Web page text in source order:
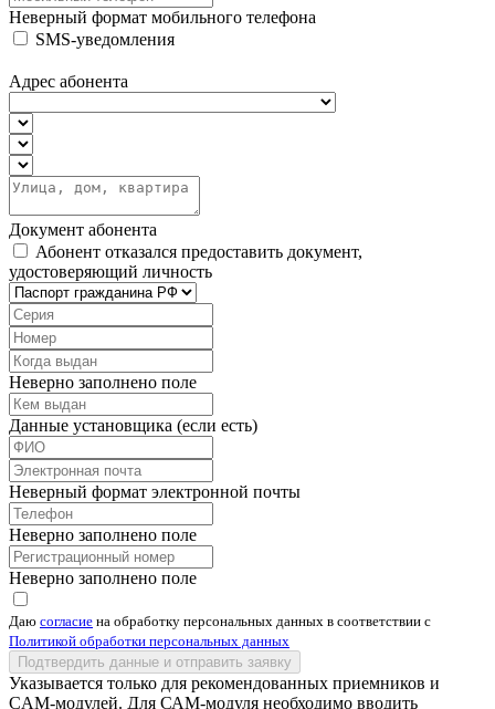
Неверный формат мобильного телефона
SMS-уведомления
Адрес абонента
Документ абонента
Абонент отказался предоставить документ,
удостоверяющий личность
Неверно заполнено поле
Данные установщика (если есть)
Неверный формат электронной почты
Неверно заполнено поле
Неверно заполнено поле
Даю согласие на обработку персональных данных в соответствии с
Политикой обработки персональных данных
Подтвердить данные и отправить заявку
Указывается только для рекомендованных приемников и
CAM-модулей. Для САМ-модуля необходимо вводить